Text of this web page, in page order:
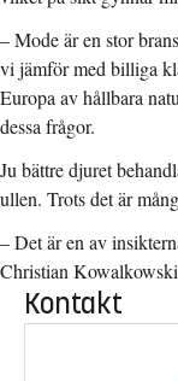
– Mode är en stor
vi jämför med billiga
Europa av hållbara
dessa frågor.
Ju bättre djuret
ullen. Trots det är
– Det är en av
Christian
Kontakt